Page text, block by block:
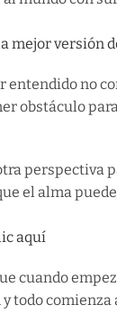
mejor versión
entendido no
obstáculo
perspectiva
el alma
aquí
cuando